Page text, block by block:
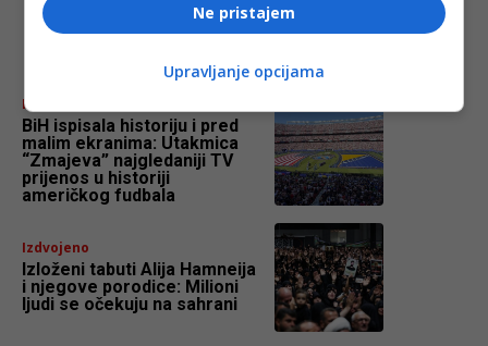
najnovije FACE.BA
Fudbal
BiH ispisala historiju i pred
malim ekranima: Utakmica
“Zmajeva” najgledaniji TV
prijenos u historiji
američkog fudbala
Izdvojeno
Izloženi tabuti Alija Hamneija
i njegove porodice: Milioni
ljudi se očekuju na sahrani
Ne pristajem
Upravljanje opcijama